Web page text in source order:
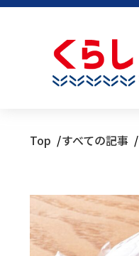
Top すべての記事